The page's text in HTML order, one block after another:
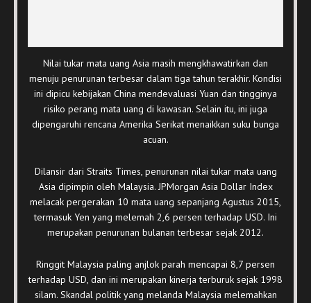
Nilai tukar mata uang Asia masih mengkhawatirkan dan
menuju penurunan terbesar dalam tiga tahun terakhir. Kondisi
ini dipicu kebijakan China mendevaluasi Yuan dan tingginya
risiko perang mata uang di kawasan. Selain itu, ini juga
dipengaruhi rencana Amerika Serikat menaikkan suku bunga
acuan.
Dilansir dari Straits Times, penurunan nilai tukar mata uang
Asia dipimpin oleh Malaysia. JPMorgan Asia Dollar Index
melacak pergerakan 10 mata uang sepanjang Agustus 2015,
termasuk Yen yang melemah 2,6 persen terhadap USD. Ini
merupakan penurunan bulanan terbesar sejak 2012.
Ringgit Malaysia paling anjlok parah mencapai 8,7 persen
terhadap USD, dan ini merupakan kinerja terburuk sejak 1998
silam. Skandal politik yang melanda Malaysia melemahkan